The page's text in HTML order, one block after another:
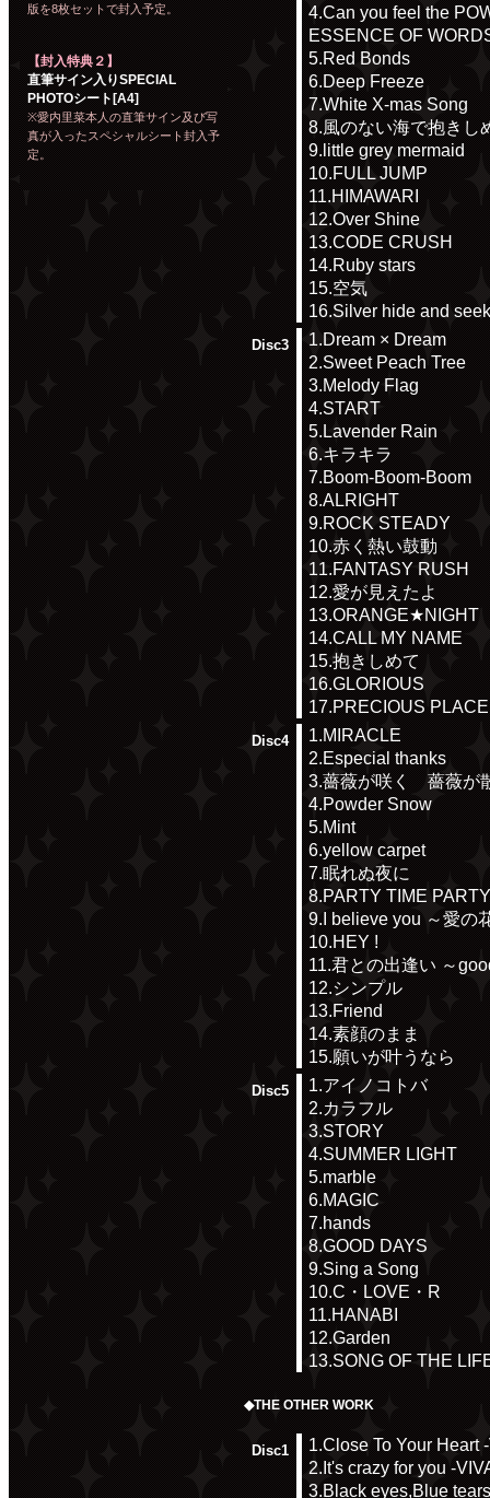
版を8枚セットで封入予定。
【封入特典２】
直筆サイン入りSPECIAL
PHOTOシート[A4]
※愛内里菜本人の直筆サイン及び写
真が入ったスペシャルシート封入予
定。
4.Can you feel the
ESSENCE OF
5.Red Bonds
6.Deep Freeze
7.White X-mas Song
8.風のない海で抱きし
9.little grey mermaid
10.FULL JUMP
11.HIMAWARI
12.Over Shine
13.CODE CRUSH
14.Ruby stars
15.空気
16.Silver hide and seek
Disc3
1.Dream × Dream
2.Sweet Peach Tree
3.Melody Flag
4.START
5.Lavender Rain
6.キラキラ
7.Boom-Boom-Boom
8.ALRIGHT
9.ROCK STEADY
10.赤く熱い鼓動
11.FANTASY RUSH
12.愛が見えたよ
13.ORANGE★NIGHT
14.CALL MY NAME
15.抱きしめて
16.GLORIOUS
17.PRECIOUS PLACE
Disc4
1.MIRACLE
2.Especial thanks
3.薔薇が咲く 薔薇が
4.Powder Snow
5.Mint
6.yellow carpet
7.眠れぬ夜に
8.PARTY TIME
9.I believe you ～愛の
10.HEY !
11.君との出逢い ～
12.シンプル
13.Friend
14.素顔のまま
15.願いが叶うなら
Disc5
1.アイノコトバ
2.カラフル
3.STORY
4.SUMMER LIGHT
5.marble
6.MAGIC
7.hands
8.GOOD DAYS
9.Sing a Song
10.C・LOVE・R
11.HANABI
12.Garden
13.SONG OF THE
◆THE OTHER WORK
Disc1
1.Close To Your Heart
2.It's crazy for you -
3.Black eyes,Blue